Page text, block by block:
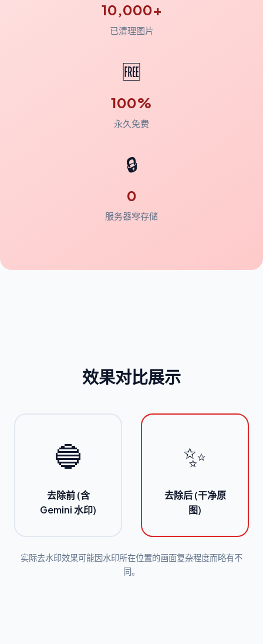
10,000+
已清理图片
🆓
100%
永久免费
🔒
0
服务器零存储
效果对比展示
🔵
去除前 (含
Gemini 水印)
✨
去除后 (干净原
图)
实际去水印效果可能因水印所在位置的画面复杂程度而略有不
同。